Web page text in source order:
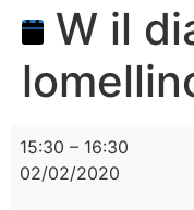
W il
15:30 – 16:30
02/02/2020